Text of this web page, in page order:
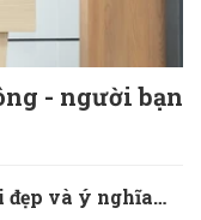
- người bạn
đẹp và ý nghĩa…